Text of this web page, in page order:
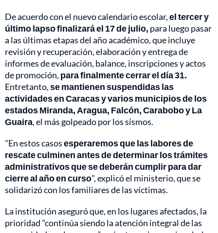
De acuerdo con el nuevo calendario escolar,el tercer y
último lapso finalizará el 17 de julio, para luego pasar
a las últimas etapas del año académico, que incluye
revisión y recuperación, elaboración y entrega de
informes de evaluación, balance, inscripciones y actos
de promoción, para finalmente cerrar el día 31.
Entretanto,se mantienen suspendidas las
actividades en Caracas y varios municipios de los
estados Miranda, Aragua, Falcón, Carabobo y La
Guaira, el más golpeado por los sismos.
"En estos casosesperaremos que las labores de
rescate culminen antes de determinar los trámites
administrativos que se deberán cumplir para dar
cierre al año en curso", explicó el ministerio, que se
solidarizó con los familiares de las víctimas.
La institución aseguró que, en los lugares afectados, la
prioridad "continúa siendo la atención integral de las